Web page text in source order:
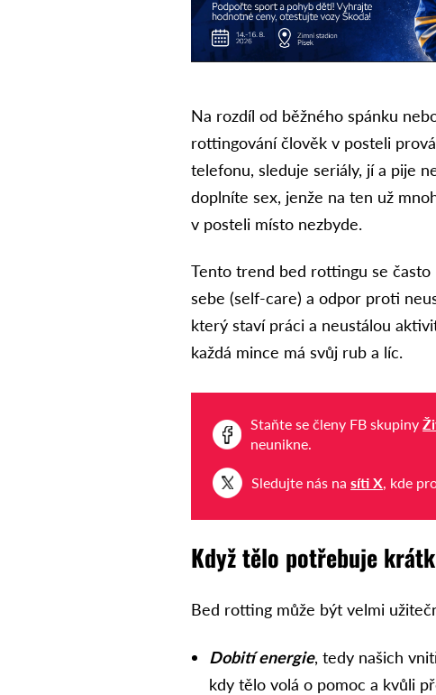
Na rozdíl od běžného spánku
rottingování člověk v posteli
telefonu, sleduje seriály, jí a pije
doplníte sex, jenže na ten už
v posteli místo nezbyde.
Tento trend bed rottingu se
sebe (self-care) a odpor proti
který staví práci a neustálou
každá mince má svůj rub a líc.
Staňte se členy FB skupiny
neunikne.
Sledujte nás nasíti X, kde
Když tělo potřebuje
Bed rotting může být velmi
Dobití energie, tedy našich
kdy tělo volá o pomoc a kvůli